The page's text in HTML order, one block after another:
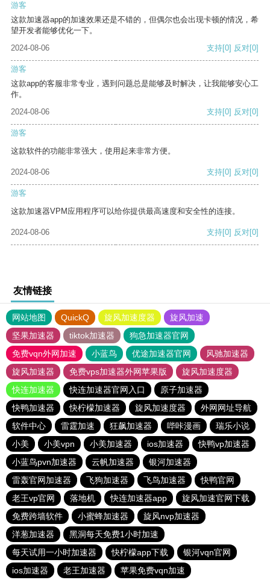
游客
这款加速器app的加速效果还是不错的，但偶尔也会出现卡顿的情况，希
望开发者能够优化一下。
2024-08-06
支持[0] 反对[0]
游客
这款app的客服非常专业，遇到问题总是能够及时解决，让我能够安心工
作。
2024-08-06
支持[0] 反对[0]
游客
这款软件的功能非常强大，使用起来非常方便。
2024-08-06 支持[0] 反对[0]
游客
这款加速器VPM应用程序可以给你提供最高速度和安全性的连接。
2024-08-06 支持[0] 反对[0]
友情链接
网站地图 QuickQ 旋风加速度器
旋风加速
坚果加速器
tiktok加速器
狗急加速器官网
免费vqn外网加速
小蓝鸟 优途加速器官网
风驰加速器
旋风加速器
免费vps加速器外网苹果版
旋风加速度器
快连加速器
快连加速器官网入口
原子加速器
快鸭加速器
快柠檬加速器 旋风加速度器
外网网址导航
软件中心
雷霆加速 狂飙加速器 哔咔漫画
瑞乐小说
小美
小美vpn 小美加速器 ios加速器
快鸭vp加速器
小蓝鸟pvn加速器
云帆加速器
银河加速器
雷轰官网加速器
飞狗加速器 飞鸟加速器
快鸭官网
老王vp官网
落地机 快连加速器app
旋风加速官网下载
免费跨墙软件
小蜜蜂加速器
旋风nvp加速器
洋葱加速器
黑洞每天免费1小时加速
每天试用一小时加速器
快柠檬app下载
银河vqn官网
ios加速器
老王加速器 苹果免费vqn加速